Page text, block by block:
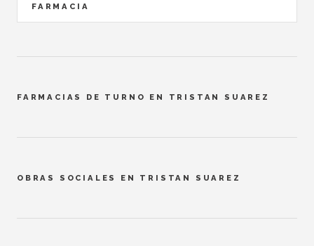
FARMACIA
FARMACIAS DE TURNO EN TRISTAN SUAREZ
OBRAS SOCIALES EN TRISTAN SUAREZ